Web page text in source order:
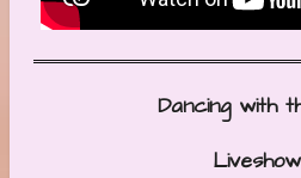
Dancing with